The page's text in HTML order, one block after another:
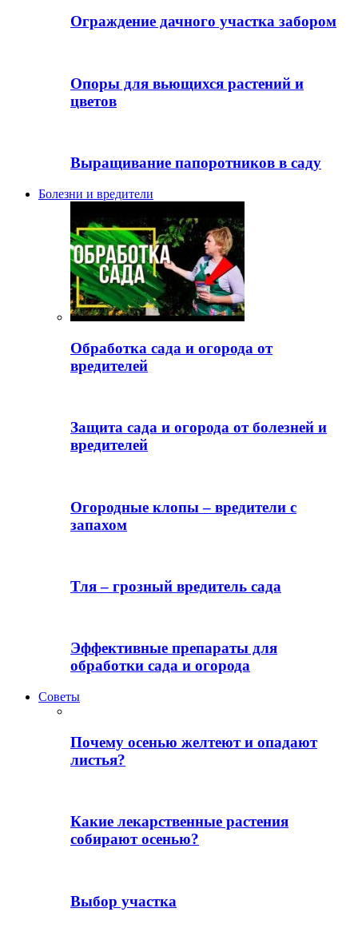
Ограждение дачного участка забором
Опоры для вьющихся растений и
цветов
Выращивание папоротников в саду
Болезни и вредители
Обработка сада и огорода от
вредителей
Защита сада и огорода от болезней и
вредителей
Огородные клопы – вредители с
запахом
Тля – грозный вредитель сада
Эффективные препараты для
обработки сада и огорода
Советы
Почему осенью желтеют и опадают
листья?
Какие лекарственные растения
собирают осенью?
Выбор участка